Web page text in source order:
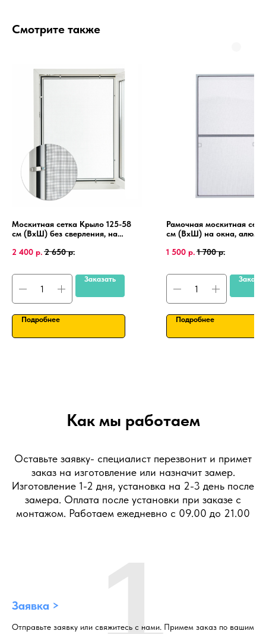
Смотрите также
Москитная сетка Крыло 125-58
см (ВхШ) без сверления, на
рамка.
2 400 р. 2 650 р.
Заказать
Подробнее
Рамочная москитная
см (ВхШ) на окна,
1 500 р. 1 700 р.
Подробнее
Как мы работаем
Оставьте заявку- специалист перезвонит и примет
заказ на изготовление или назначит замер.
Изготовление 1-2 дня, установка на 2-3 день после
замера. Оплата после установки при заказе с
монтажом. Работаем ежедневно с 09.00 до 21.00
Заявка >
Отправьте заявку или свяжитесь с нами. Примем заказ по вашим
1